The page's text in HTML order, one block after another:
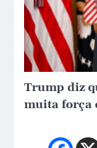
Trump diz
muita força